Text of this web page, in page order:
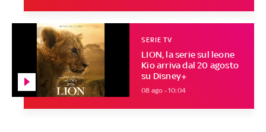
LION, la serie sul leone
Kio arriva dal 20 agosto
su Disney+
SERIE TV
08 ago - 10:04